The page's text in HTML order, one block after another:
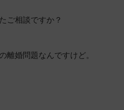
ご相談ですか？
離婚問題なんですけど。